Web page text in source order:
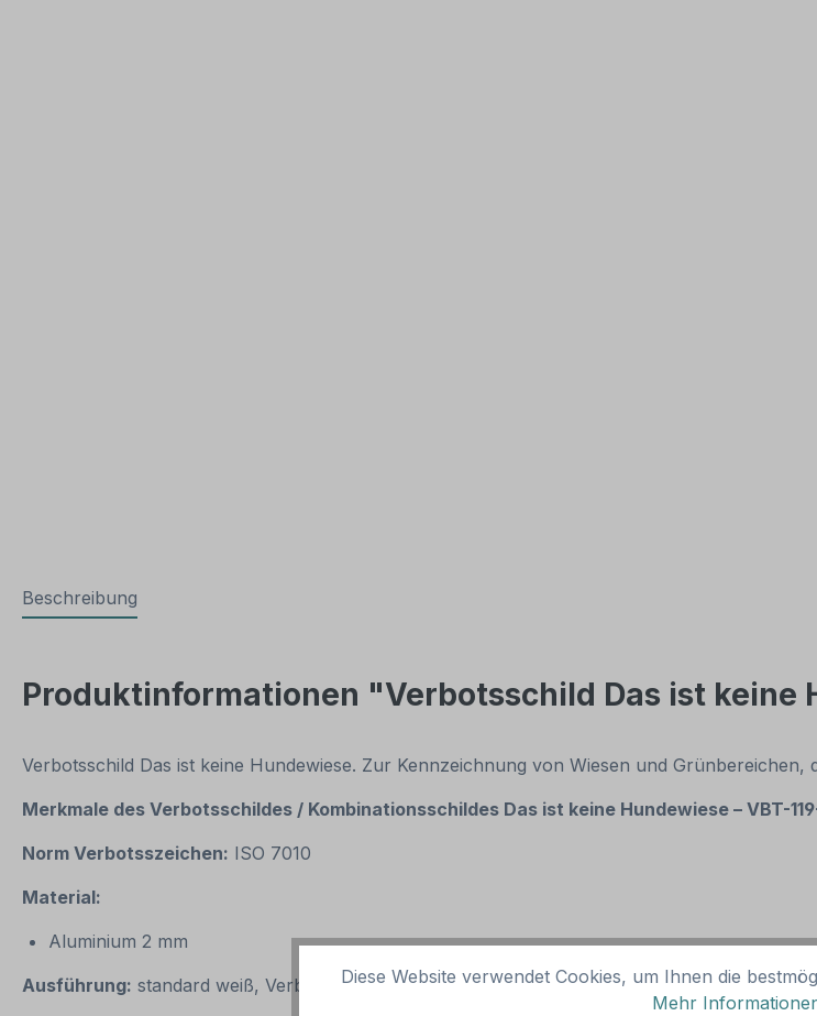
Beschreibung
Produktinformationen "Verbotsschild Das ist keine
Verbotsschild Das ist keine Hundewiese. Zur Kennzeichnung von Wiesen und Grünbereichen,
Merkmale des Verbotsschildes / Kombinationsschildes Das ist keine Hundewiese – VBT-
Norm Verbotsszeichen: ISO 7010
Material:
Aluminium 2 mm
Ausführung: standard weiß, Verbotssymbol rot/schwarz, schwarzer Text und Rahmen.
Diese Website verwendet Cookies, um Ihnen die
Mehr